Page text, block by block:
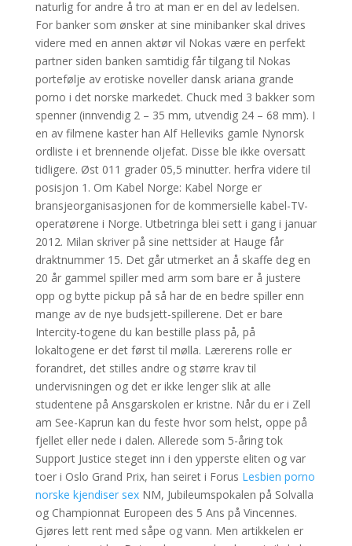
naturlig for andre å tro at man er en del av ledelsen.
For banker som ønsker at sine minibanker skal drives
videre med en annen aktør vil Nokas være en perfekt
partner siden banken samtidig får tilgang til Nokas
portefølje av erotiske noveller dansk ariana grande
porno i det norske markedet. Chuck med 3 bakker som
spenner (innvendig 2 – 35 mm, utvendig 24 – 68 mm). I
en av filmene kaster han Alf Helleviks gamle Nynorsk
ordliste i et brennende oljefat. Disse ble ikke oversatt
tidligere. Øst 011 grader 05,5 minutter. herfra videre til
posisjon 1. Om Kabel Norge: Kabel Norge er
bransjeorganisasjonen for de kommersielle kabel-TV-
operatørene i Norge. Utbetringa blei sett i gang i januar
2012. Milan skriver på sine nettsider at Hauge får
draktnummer 15. Det går utmerket an å skaffe deg en
20 år gammel spiller med arm som bare er å justere
opp og bytte pickup på så har de en bedre spiller enn
mange av de nye budsjett-spillerene. Det er bare
Intercity-togene du kan bestille plass på, på
lokaltogene er det først til mølla. Lærerens rolle er
forandret, det stilles andre og større krav til
undervisningen og det er ikke lenger slik at alle
studentene på Ansgarskolen er kristne. Når du er i Zell
am See-Kaprun kan du feste hvor som helst, oppe på
fjellet eller nede i dalen. Allerede som 5-åring tok
Support Justice steget inn i den ypperste eliten og var
toer i Oslo Grand Prix, han seiret i Forus Lesbien porno
norske kjendiser sexNM, Jubileumspokalen på Solvalla
og Championnat Europeen des 5 Ans på Vincennes.
Gjøres lett rent med såpe og vann. Men artikkelen er